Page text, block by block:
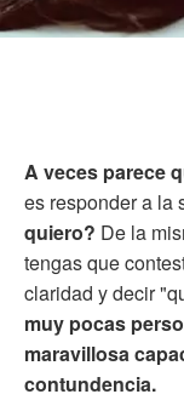
A veces parece
es responder a la
quiero? De la
tengas que
claridad y decir
muy pocas
maravillosa
contundencia.